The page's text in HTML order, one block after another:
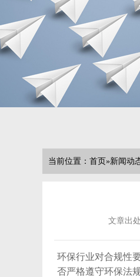
当前位置： 首页»新闻动
文章出
环保行业对合规性
否严格遵守环保法